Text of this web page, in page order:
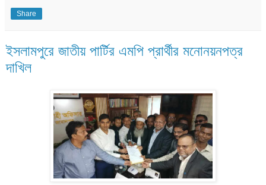
Share
ইসলামপুরে জাতীয় পার্টির এমপি প্রার্থীর মনোনয়নপত্র
দাখিল